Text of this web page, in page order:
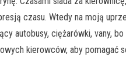
czasu. Wtedy na moją
autobusy, ciężarówki, vany,
kierowców, aby